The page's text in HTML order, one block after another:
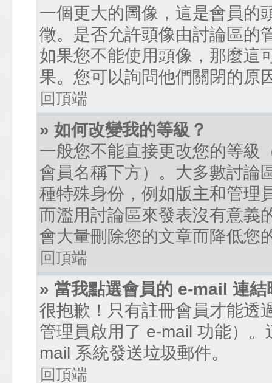
一個更大的圖像，這是會員的
徵。是否允許頭像由討論區的
如果您不能使用頭像，那麼這
果。您可以詢問他們關閉的原
回頂端
» 如何改變我的等級？
一般您不能直接更改您的等級
會員名稱下方）。大多數討論
種特殊身份，例如版主和管理
而濫用討論區來發表沒有意義
會大量刪除您的文章而降低您
回頂端
» 當我點選會員的 e-mail 連
很抱歉！只有註冊會員才能透
管理員啟用了 e-mail 功能）
mail 系統發送垃圾郵件。
回頂端